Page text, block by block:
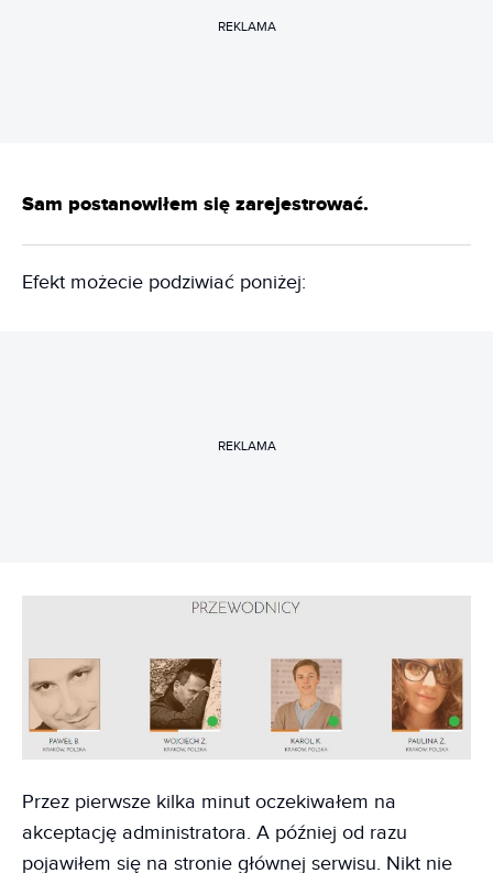
REKLAMA
Sam postanowiłem się zarejestrować.
Efekt możecie podziwiać poniżej:
REKLAMA
Przez pierwsze kilka minut oczekiwałem na
akceptację administratora. A później od razu
pojawiłem się na stronie głównej serwisu. Nikt nie